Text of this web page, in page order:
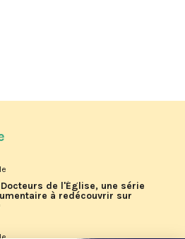
Docteurs de l'Église, une série
à redécouvrir sur